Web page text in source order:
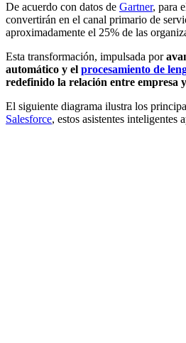
De acuerdo con datos de Gartner, para
convertirán en el canal primario de
aproximadamente el 25% de las
Esta transformación, impulsada por
automático y el procesamiento de
redefinido la relación entre empresa
El siguiente diagrama ilustra los
Salesforce, estos asistentes inteligentes